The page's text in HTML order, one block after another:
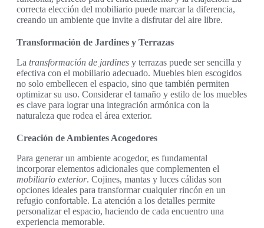
correcta elección del mobiliario puede marcar la diferencia,
creando un ambiente que invite a disfrutar del aire libre.
Transformación de Jardines y Terrazas
La transformación de jardines y terrazas puede ser sencilla y
efectiva con el mobiliario adecuado. Muebles bien escogidos
no solo embellecen el espacio, sino que también permiten
optimizar su uso. Considerar el tamaño y estilo de los muebles
es clave para lograr una integración armónica con la
naturaleza que rodea el área exterior.
Creación de Ambientes Acogedores
Para generar un ambiente acogedor, es fundamental
incorporar elementos adicionales que complementen el
mobiliario exterior. Cojines, mantas y luces cálidas son
opciones ideales para transformar cualquier rincón en un
refugio confortable. La atención a los detalles permite
personalizar el espacio, haciendo de cada encuentro una
experiencia memorable.